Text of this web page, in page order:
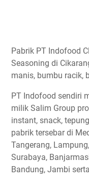
Pabrik PT Indofood
Seasoning di
manis, bumbu racik,
PT Indofood sendiri
milik Salim Group
instant, snack, tepung
pabrik tersebar di
Tangerang,
Surabaya,
Bandung, Jambi